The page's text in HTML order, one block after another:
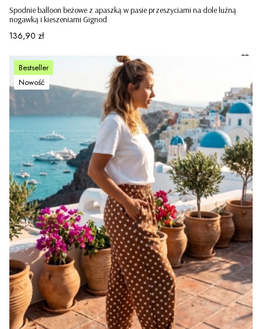
Spodnie balloon beżowe z apaszką w pasie przeszyciami na dole luźną
nogawką i kieszeniami Gignod
Cena
136,90 zł
Bestseller
Nowość